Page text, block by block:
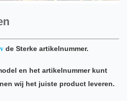
v de Sterke artikelnummer.
en het artikelnummer kunt
wij het juiste product leveren.